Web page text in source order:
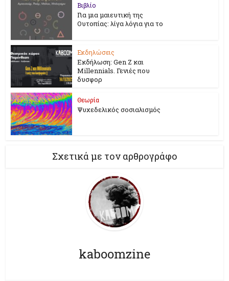
Βιβλίο
Για μια μαιευτική της
Ουτοπίας: λίγα λόγια για το
Εκδηλώσεις
Εκδήλωση: Gen Z και
Millennials. Γενιές που
δυσφορ
Θεωρία
Ψυχεδελικός σοσιαλισμός
Σχετικά με τον αρθρογράφο
kaboomzine